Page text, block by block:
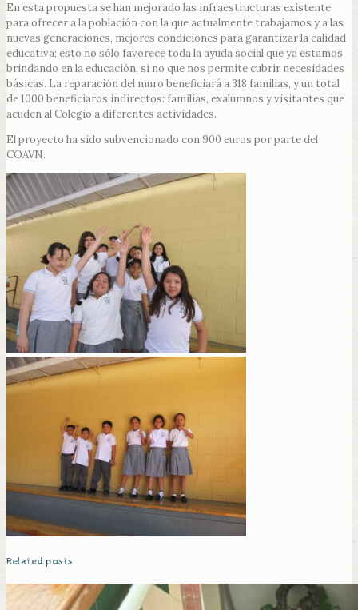
En esta propuesta se han mejorado las infraestructuras existente
para ofrecer a la población con la que actualmente trabajamos y a las
nuevas generaciones, mejores condiciones para garantizar la calidad
educativa; esto no sólo favorece toda la ayuda social que ya estamos
brindando en la educación, si no que nos permite cubrir necesidades
básicas. La reparación del muro beneficiará a 318 familias, y un total
de 1000 beneficiaros indirectos: familias, exalumnos y visitantes que
acuden al Colegio a diferentes actividades.
El proyecto ha sido subvencionado con 900 euros por parte del
COAVN.
Related posts